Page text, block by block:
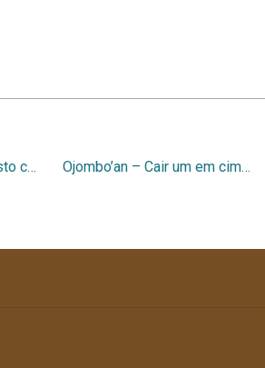
Ojokwapyng – Cobrir rosto com as mãos Ojombo’an – Cair um em cima do outro